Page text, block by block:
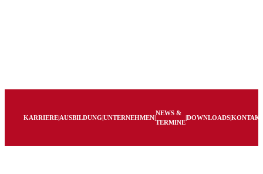
KARRIERE|AUSBILDUNG|UNTERNEHMEN|
NEWS &
TERMINE
|DOWNLOADS|